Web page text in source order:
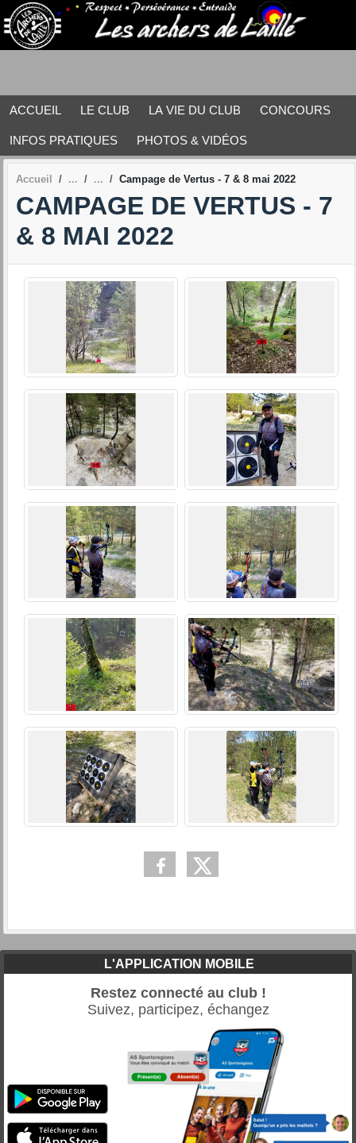
ACCUEIL LE CLUB LA VIE DU CLUB CONCOURS
INFOS PRATIQUES PHOTOS & VIDÉOS
Accueil Campage de Vertus - 7 & 8 mai 2022
CAMPAGE DE VERTUS - 7
& 8 MAI 2022
L'APPLICATION MOBILE
Restez connecté au club !
Suivez, participez, échangez
Panneau de gestion des cookies